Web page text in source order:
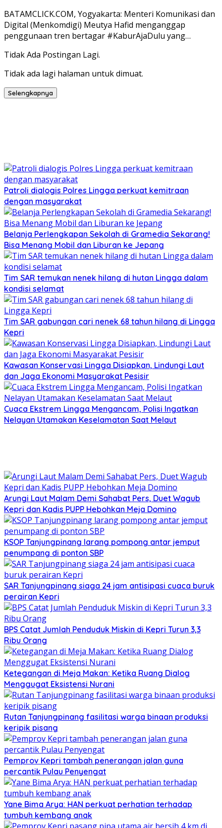
BATAMCLICK.COM, Yogyakarta: Menteri Komunikasi dan
Digital (Menkomdigi) Meutya Hafid menganggap
penggunaan tren bertagar #KaburAjaDulu yang…
Tidak Ada Postingan Lagi.
Tidak ada lagi halaman untuk dimuat.
Selengkapnya
Patroli dialogis Polres Lingga perkuat kemitraan
dengan masyarakat
Belanja Perlengkapan Sekolah di Gramedia Sekarang!
Bisa Menang Mobil dan Liburan ke Jepang
Tim SAR temukan nenek hilang di hutan Lingga dalam
kondisi selamat
Tim SAR gabungan cari nenek 68 tahun hilang di Lingga
Kepri
Kawasan Konservasi Lingga Disiapkan, Lindungi Laut
dan Jaga Ekonomi Masyarakat Pesisir
Cuaca Ekstrem Lingga Mengancam, Polisi Ingatkan
Nelayan Utamakan Keselamatan Saat Melaut
Arungi Laut Malam Demi Sahabat Pers, Duet Wagub
Kepri dan Kadis PUPP Hebohkan Meja Domino
KSOP Tanjungpinang larang pompong antar jemput
penumpang di ponton SBP
SAR Tanjungpinang siaga 24 jam antisipasi cuaca buruk
perairan Kepri
BPS Catat Jumlah Penduduk Miskin di Kepri Turun 3,3
Ribu Orang
Ketegangan di Meja Makan: Ketika Ruang Dialog
Menggugat Eksistensi Nurani
Rutan Tanjungpinang fasilitasi warga binaan produksi
keripik pisang
Pemprov Kepri tambah penerangan jalan guna
percantik Pulau Penyengat
Yane Bima Arya: HAN perkuat perhatian terhadap
tumbuh kembang anak